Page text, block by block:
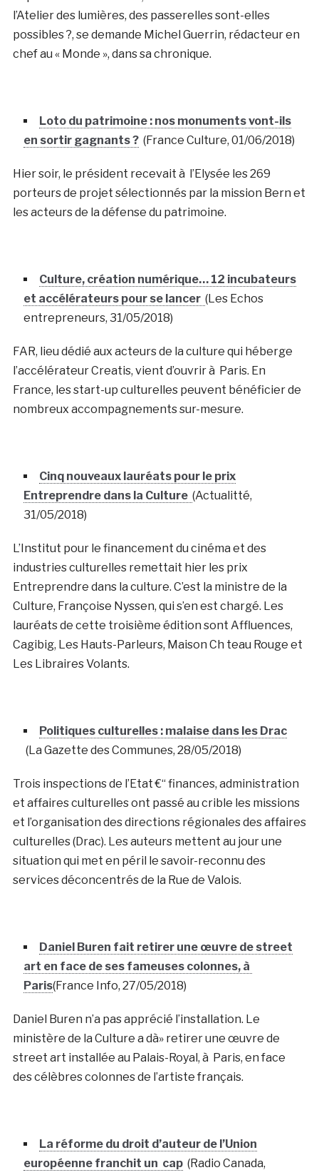
l’Atelier des lumières, des passerelles sont-elles
possibles ?, se demande Michel Guerrin, rédacteur en
chef au « Monde », dans sa chronique.
Loto du patrimoine : nos monuments vont-ils
en sortir gagnants ?(France Culture, 01/06/2018)
Hier soir, le président recevait à l’Elysée les 269
porteurs de projet sélectionnés par la mission Bern et
les acteurs de la défense du patrimoine.
Culture, création numérique… 12 incubateurs
et accélérateurs pour se lancer (Les Echos
entrepreneurs, 31/05/2018)
FAR, lieu dédié aux acteurs de la culture qui héberge
l’accélérateur Creatis, vient d’ouvrir à Paris. En
France, les start-up culturelles peuvent bénéficier de
nombreux accompagnements sur-mesure.
Cinq nouveaux lauréats pour le prix
Entreprendre dans la Culture (Actualitté,
31/05/2018)
L’Institut pour le financement du cinéma et des
industries culturelles remettait hier les prix
Entreprendre dans la culture. C’est la ministre de la
Culture, Françoise Nyssen, qui s’en est chargé. Les
lauréats de cette troisième édition sont Affluences,
Cagibig, Les Hauts-Parleurs, Maison Ch teau Rouge et
Les Libraires Volants.
Politiques culturelles : malaise dans les Drac
(La Gazette des Communes, 28/05/2018)
Trois inspections de l’Etat €“ finances, administration
et affaires culturelles ont passé au crible les missions
et l’organisation des directions régionales des affaires
culturelles (Drac). Les auteurs mettent au jour une
situation qui met en péril le savoir-reconnu des
services déconcentrés de la Rue de Valois.
Daniel Buren fait retirer une œuvre de street
art en face de ses fameuses colonnes, à
Paris(France Info, 27/05/2018)
Daniel Buren n’a pas apprécié l’installation. Le
ministère de la Culture a dà» retirer une œuvre de
street art installée au Palais-Royal, à Paris, en face
des célèbres colonnes de l’artiste français.
La réforme du droit d’auteur de l’Union
européenne franchit un cap(Radio Canada,